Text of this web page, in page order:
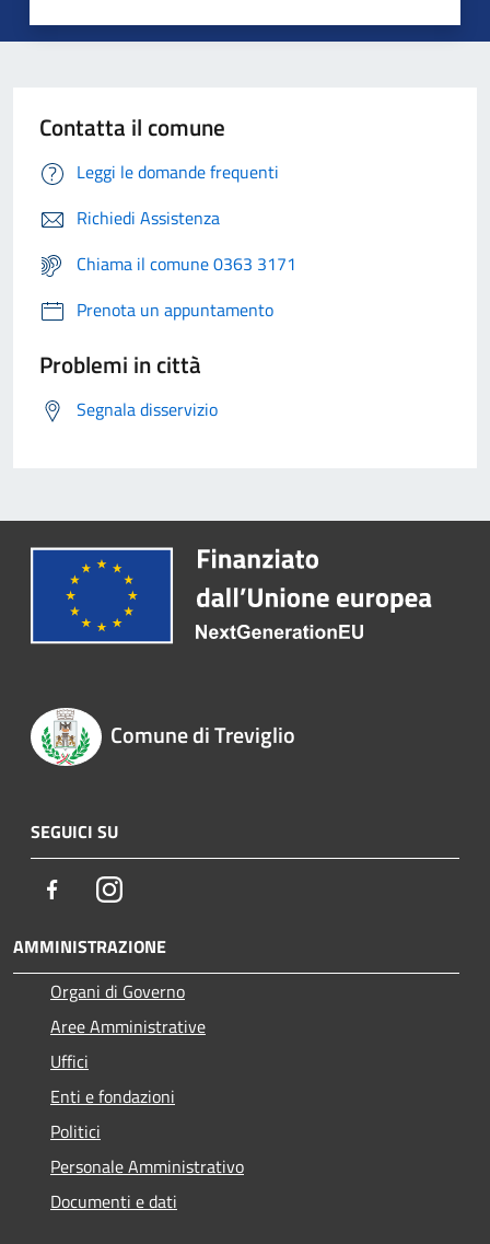
Contatta il comune
Leggi le domande frequenti
Richiedi Assistenza
Chiama il comune 0363 3171
Prenota un appuntamento
Problemi in città
Segnala disservizio
Comune di Treviglio
SEGUICI SU
FacebookInstagram
AMMINISTRAZIONE
Organi di Governo
Aree Amministrative
Uffici
Enti e fondazioni
Politici
Personale Amministrativo
Documenti e dati